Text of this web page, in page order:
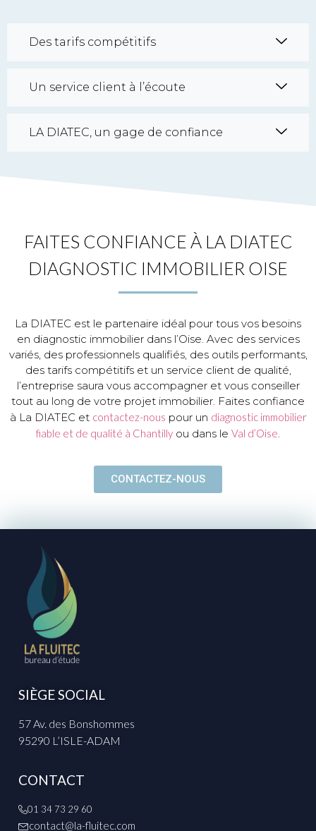
Des tarifs compétitifs
Un service client à l’écoute
LA DIATEC, un gage de confiance
FAITES CONFIANCE À LA DIATEC
DIAGNOSTIC IMMOBILIER OISE
La DIATEC est le partenaire idéal pour tous vos besoins
en diagnostic immobilier dans l’Oise. Avec des services
variés, des professionnels qualifiés, des outils performants,
des tarifs compétitifs et un service client de qualité,
l’entreprise saura vous accompagner et vous conseiller
tout au long de votre projet immobilier. Faites confiance
à La DIATEC et contactez-nous pour un diagnostic immobilier
fiable et de qualité à Chantilly ou dans le Val d’Oise
CONTACTEZ-NOUS
SIÈGE SOCIAL
57 Av. des Bonshommes
95290 L’ISLE-ADAM
CONTACT
01 34 73 29 60
contact@la-fluitec.com